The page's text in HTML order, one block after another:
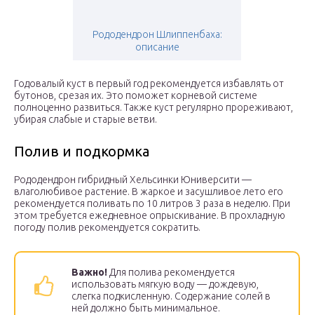
Рододендрон Шлиппенбаха:
описание
Годовалый куст в первый год рекомендуется избавлять от
бутонов, срезая их. Это поможет корневой системе
полноценно развиться. Также куст регулярно прореживают,
убирая слабые и старые ветви.
Полив и подкормка
Рододендрон гибридный Хельсинки Юниверсити —
влаголюбивое растение. В жаркое и засушливое лето его
рекомендуется поливать по 10 литров 3 раза в неделю. При
этом требуется ежедневное опрыскивание. В прохладную
погоду полив рекомендуется сократить.
Важно! Для полива рекомендуется
использовать мягкую воду — дождевую,
слегка подкисленную. Содержание солей в
ней должно быть минимальное.